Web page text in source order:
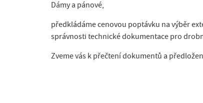
Dámy a pánové,
předkládáme cenovou poptávku na výběr
správnosti technické dokumentace pro
Zveme vás k přečtení dokumentů a